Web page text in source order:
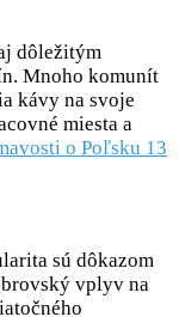
dôležitým
Mnoho komunít
kávy na svoje
miesta a
o Poľsku 13
sú dôkazom
vplyv na